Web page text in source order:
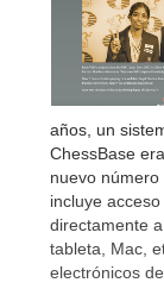
años, un
ChessBase
nuevo
incluye
directamente
tableta, Mac,
electrónicos